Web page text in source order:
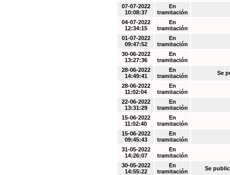
07-07-2022
10:08:37
En
tramitación
04-07-2022
12:34:15
En
tramitación
01-07-2022
09:47:52
En
tramitación
30-06-2022
13:27:36
En
tramitación
28-06-2022
14:49:41
En
tramitación
Se
28-06-2022
11:02:04
En
tramitación
22-06-2022
13:31:29
En
tramitación
15-06-2022
11:02:40
En
tramitación
15-06-2022
09:45:43
En
tramitación
31-05-2022
14:26:07
En
tramitación
30-05-2022
14:55:22
En
tramitación
Se